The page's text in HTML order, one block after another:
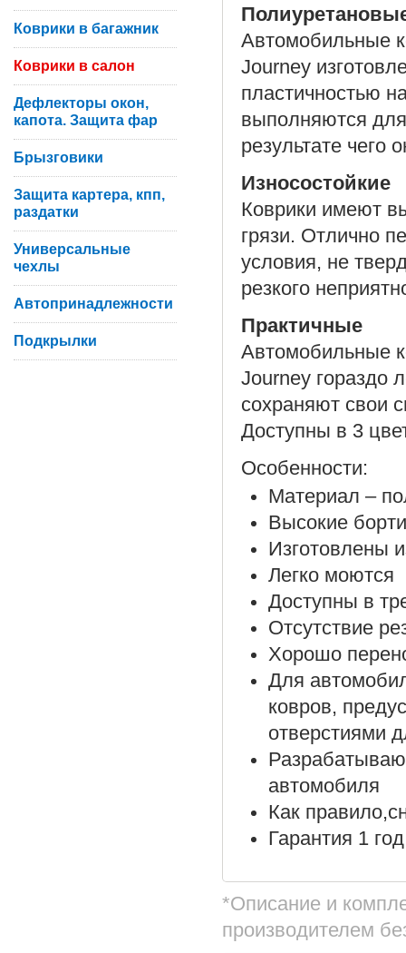
Автомобильные
Journey
пластичностью
выполняются
результате чего
Износостойкие
Коврики имеют
грязи. Отлично
условия, не
резкого
Практичные
Автомобильные
Journey гораздо
сохраняют свои
Доступны в 3
Особенности:
Материал –
Высокие
Изготовлены
Легко моются
Доступны в
Отсутствие
Хорошо
Для
ковров,
отверстиями
автомобиля
Как
Гарантия 1
*Описание и
производителем
Коврики в багажник
Коврики в салон
Дефлекторы окон,
капота. Защита фар
Брызговики
Защита картера, кпп,
раздатки
Универсальные
чехлы
Автопринадлежности
Подкрылки